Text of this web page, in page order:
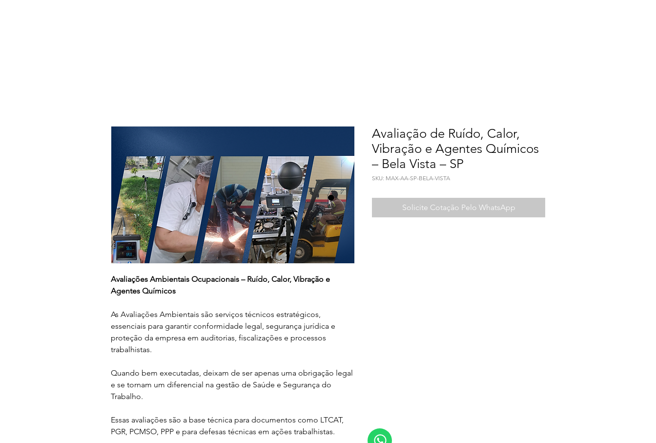
Avaliações Ambientais Ocupacionais – Ruído, Calor, Vibração e
Agentes Químicos
As Avaliações Ambientais são serviços técnicos estratégicos,
essenciais para garantir conformidade legal, segurança jurídica e
proteção da empresa em auditorias, fiscalizações e processos
trabalhistas.
Quando bem executadas, deixam de ser apenas uma obrigação legal
e se tornam um diferencial na gestão de Saúde e Segurança do
Trabalho.
Essas avaliações são a base técnica para documentos como LTCAT,
PGR, PCMSO, PPP e para defesas técnicas em ações trabalhistas.
Avaliação de Ruído, Calor,
Vibração e Agentes Químicos
– Bela Vista – SP
SKU: MAX-AA-SP-BELA-VISTA
Solicite Cotação Pelo WhatsApp